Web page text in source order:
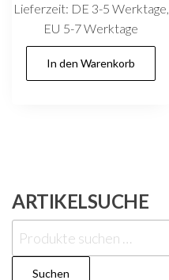
Lieferzeit: DE 3-5 Werktage,
EU 5-7 Werktage
In den Warenkorb
ARTIKELSUCHE
Suchen
nach:
Suchen